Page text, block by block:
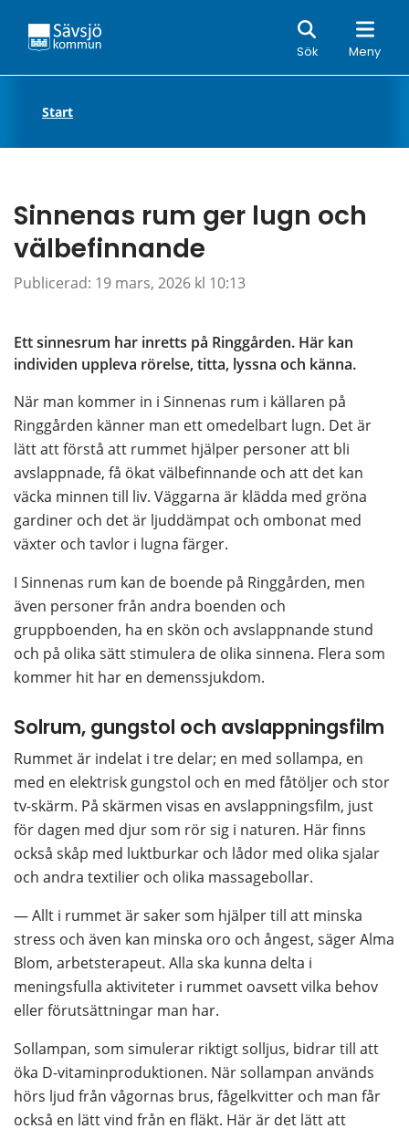
Sök Meny
Sök
Start
Sinnenas rum ger lugn och
välbefinnande
Publicerad: 19 mars, 2026 kl 10:13
Ett sinnesrum har inretts på Ringgården. Här kan
individen uppleva rörelse, titta, lyssna och känna.
När man kommer in i Sinnenas rum i källaren på
Ringgården känner man ett omedelbart lugn. Det är
lätt att förstå att rummet hjälper personer att bli
avslappnade, få ökat välbefinnande och att det kan
väcka minnen till liv. Väggarna är klädda med gröna
gardiner och det är ljuddämpat och ombonat med
växter och tavlor i lugna färger.
I Sinnenas rum kan de boende på Ringgården, men
även personer från andra boenden och
gruppboenden, ha en skön och avslappnande stund
och på olika sätt stimulera de olika sinnena. Flera som
kommer hit har en demenssjukdom.
Solrum, gungstol och avslappningsfilm
Rummet är indelat i tre delar; en med sollampa, en
med en elektrisk gungstol och en med fåtöljer och stor
tv-skärm. På skärmen visas en avslappningsfilm, just
för dagen med djur som rör sig i naturen. Här finns
också skåp med luktburkar och lådor med olika sjalar
och andra textilier och olika massagebollar.
— Allt i rummet är saker som hjälper till att minska
stress och även kan minska oro och ångest, säger Alma
Blom, arbetsterapeut. Alla ska kunna delta i
meningsfulla aktiviteter i rummet oavsett vilka behov
eller förutsättningar man har.
Sollampan, som simulerar riktigt solljus, bidrar till att
öka D-vitaminproduktionen. När sollampan används
hörs ljud från vågornas brus, fågelkvitter och man får
också en lätt vind från en fläkt. Här är det lätt att